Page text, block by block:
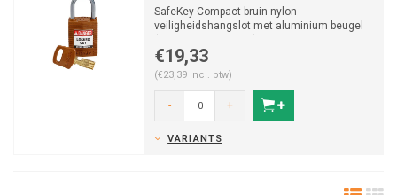
SafeKey Compact bruin nylon
veiligheidshangslot met aluminium beugel
€19,33
(€23,39 Incl. btw)
- +
VARIANTS